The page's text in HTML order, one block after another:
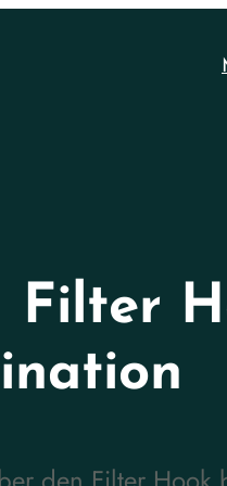
Filter